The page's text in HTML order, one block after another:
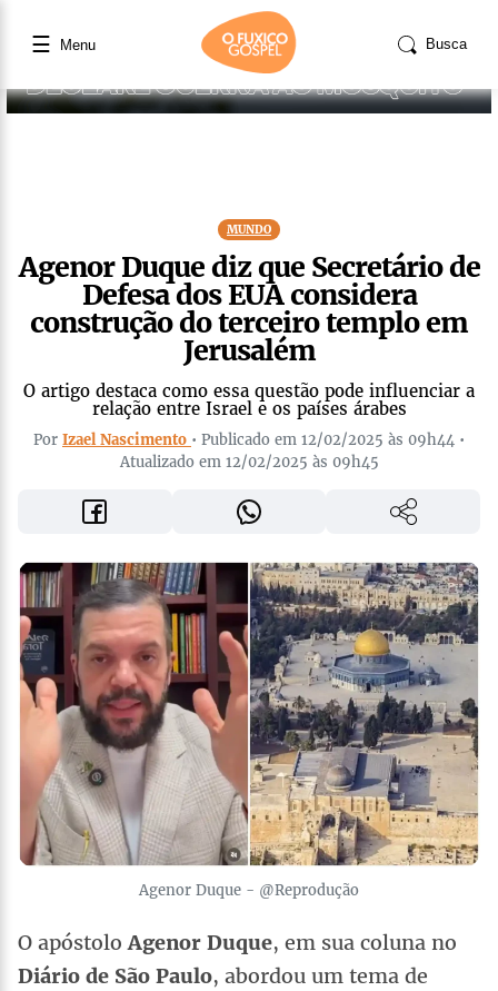
☰ Menu Busca
MUNDO
Agenor Duque diz que Secretário de
Defesa dos EUA considera
construção do terceiro templo em
Jerusalém
O artigo destaca como essa questão pode influenciar a
relação entre Israel e os países árabes
Por Izael Nascimento • Publicado em 12/02/2025 às 09h44 •
Atualizado em 12/02/2025 às 09h45
Agenor Duque - @Reprodução
O apóstoloAgenor Duque, em sua coluna no
Diário de São Paulo, abordou um tema de